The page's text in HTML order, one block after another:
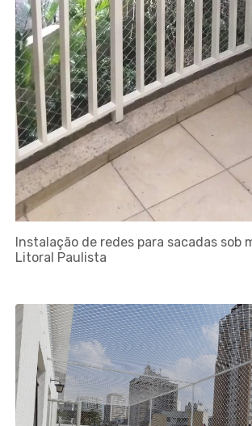
Instalação de redes para sacadas sob
Litoral Paulista